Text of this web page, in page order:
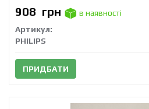
908 грн
в наявності
Артикул:
PHILIPS
ПРИДБАТИ